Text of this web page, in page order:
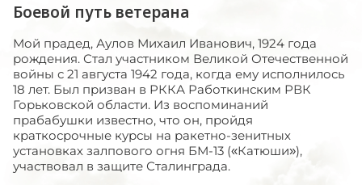
Боевой путь ветерана
Мой прадед, Аулов Михаил Иванович, 1924 года
рождения. Стал участником Великой Отечественной
войны с 21 августа 1942 года, когда ему исполнилось
18 лет. Был призван в РККА Работкинским РВК
Горьковской области. Из воспоминаний
прабабушки известно, что он, пройдя
краткосрочные курсы на ракетно-зенитных
установках залпового огня БМ-13 («Катюши»),
участвовал в защите Сталинграда.